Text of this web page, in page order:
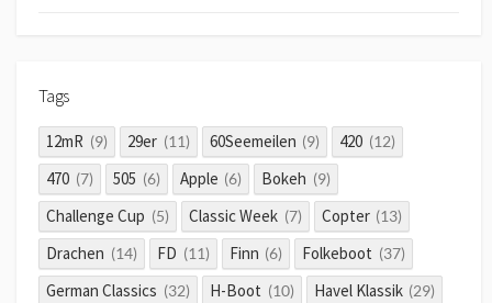
Tags
12mR (9) 29er (11) 60Seemeilen (9) 420 (12)
470 (7) 505 (6) Apple (6) Bokeh (9)
Challenge Cup (5) Classic Week (7) Copter (13)
Drachen (14) FD (11) Finn (6) Folkeboot (37)
German Classics (32) H-Boot (10) Havel Klassik (29)